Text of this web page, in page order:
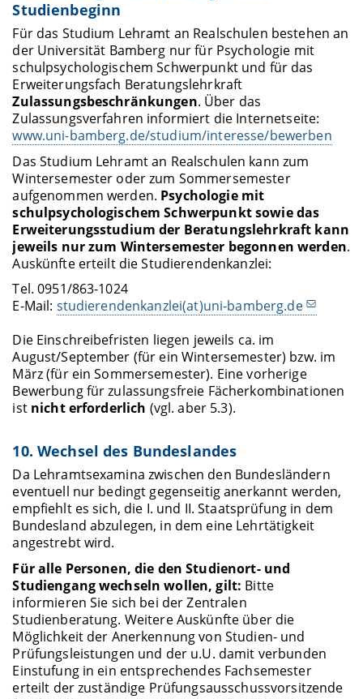
Studienbeginn
Für das Studium Lehramt an Realschulen bestehen an
der Universität Bamberg nur für Psychologie mit
schulpsychologischem Schwerpunkt und für das
Erweiterungsfach Beratungslehrkraft
Zulassungsbeschränkungen. Über das
Zulassungsverfahren informiert die Internetseite:
www.uni-bamberg.de/studium/interesse/bewerben
Das Studium Lehramt an Realschulen kann zum
Wintersemester oder zum Sommersemester
aufgenommen werden. Psychologie mit
schulpsychologischem Schwerpunkt sowie das
Erweiterungsstudium der Beratungslehrkraft kann
jeweils nur zum Wintersemester begonnen werden.
Auskünfte erteilt die Studierendenkanzlei:
Tel. 0951/863-1024
E-Mail: studierendenkanzlei(at)uni-bamberg.de
Die Einschreibefristen liegen jeweils ca. im
August/September (für ein Wintersemester) bzw. im
März (für ein Sommersemester). Eine vorherige
Bewerbung für zulassungsfreie Fächerkombinationen
ist nicht erforderlich (vgl. aber 5.3).
10. Wechsel des Bundeslandes
Da Lehramtsexamina zwischen den Bundesländern
eventuell nur bedingt gegenseitig anerkannt werden,
empfiehlt es sich, die I. und II. Staatsprüfung in dem
Bundesland abzulegen, in dem eine Lehrtätigkeit
angestrebt wird.
Für alle Personen, die den Studienort- und
Studiengang wechseln wollen, gilt: Bitte
informieren Sie sich bei der Zentralen
Studienberatung. Weitere Auskünfte über die
Möglichkeit der Anerkennung von Studien- und
Prüfungsleistungen und der u.U. damit verbunden
Einstufung in ein entsprechendes Fachsemester
erteilt der zuständige Prüfungsausschussvorsitzende